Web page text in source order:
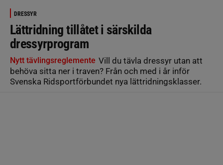
DRESSYR
Lättridning tillåtet i särskilda
dressyrprogram
Nytt tävlingsreglemente Vill du tävla dressyr utan att
behöva sitta ner i traven? Från och med i år inför
Svenska Ridsportförbundet nya lättridningsklasser.